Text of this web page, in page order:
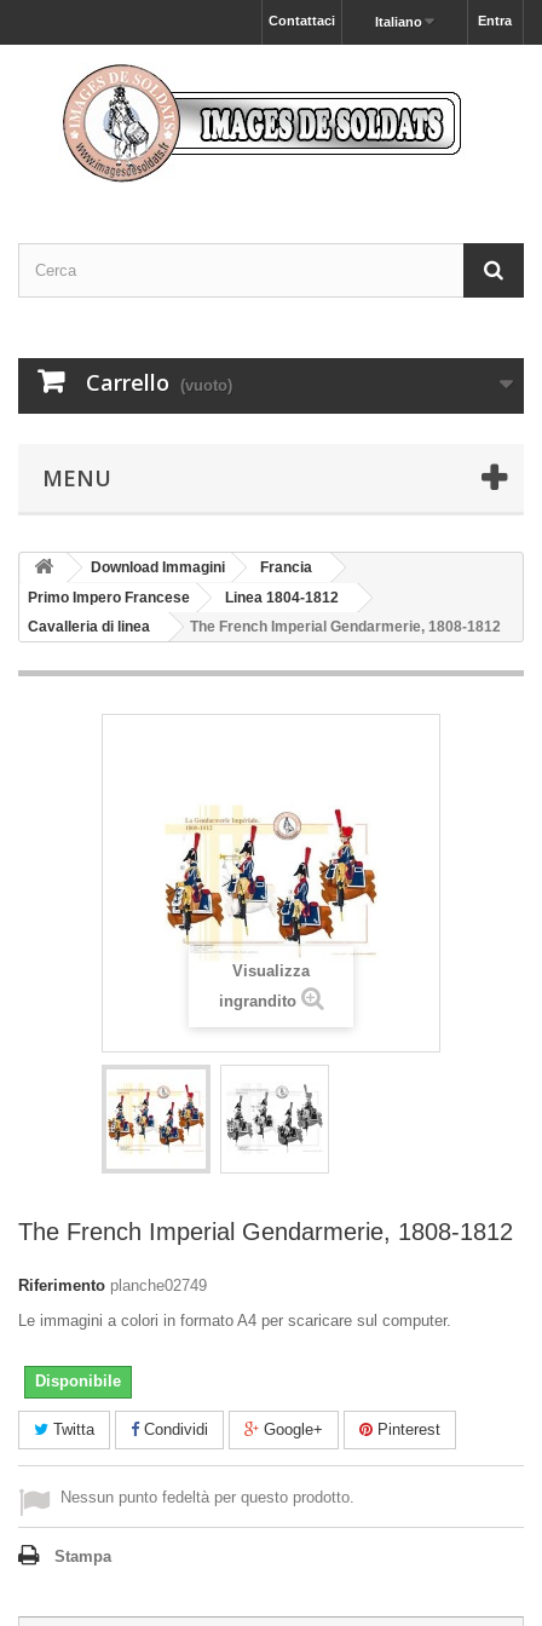
Entra
Italiano
Contattaci
Carrello (vuoto)
MENU
Download Immagini
Francia
Primo Impero Francese
Linea 1804-1812
Cavalleria di linea
The French Imperial Gendarmerie, 1808-1812
Visualizza
ingrandito
The French Imperial Gendarmerie, 1808-1812
Riferimento planche02749
Le immagini a colori in formato A4 per scaricare sul computer.
Disponibile
Twitta Condividi Google+ Pinterest
Nessun punto fedeltà per questo prodotto.
Stampa